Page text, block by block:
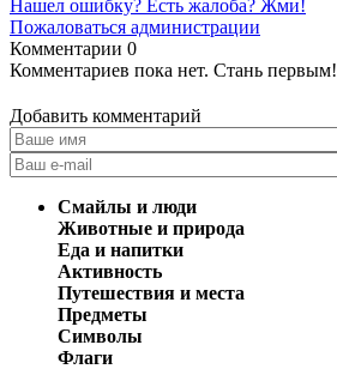
Нашел ошибку? Есть жалоба? Жми!
Пожаловаться администрации
Комментарии 0
Комментариев пока нет. Стань первым!
Добавить комментарий
Смайлы и люди
Животные и природа
Еда и напитки
Активность
Путешествия и места
Предметы
Символы
Флаги